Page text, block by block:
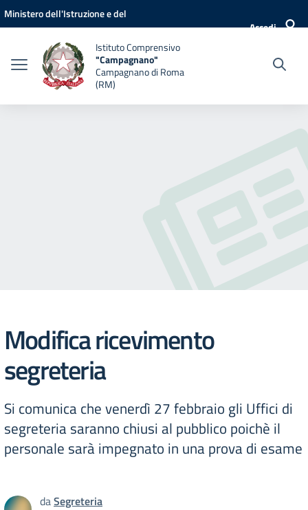
Vai ai contenuti
Vai al menu di navigazione
Vai al footer
Ministero dell'Istruzione e del
Accedi
Istituto Comprensivo
"Campagnano"
Campagnano di Roma
(RM)
Modifica ricevimento
segreteria
Si comunica che venerdì 27 febbraio gli Uffici di
segreteria saranno chiusi al pubblico poichè il
personale sarà impegnato in una prova di esame
daSegreteria